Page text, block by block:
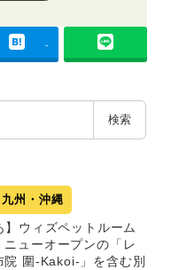
-
検索
九州・沖縄
】ウィズペットルーム
ューオープンの「レ
院 圍-Kakoi-」を含む別